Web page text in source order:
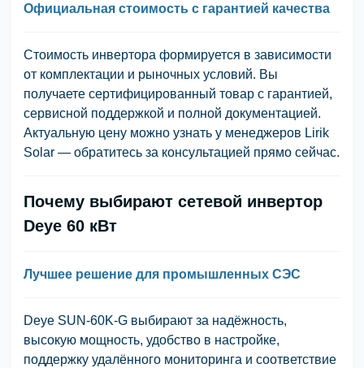
Официальная стоимость с гарантией качества
Стоимость инвертора формируется в зависимости
от комплектации и рыночных условий. Вы
получаете сертифицированный товар с гарантией,
сервисной поддержкой и полной документацией.
Актуальную цену можно узнать у менеджеров Lirik
Solar — обратитесь за консультацией прямо сейчас.
Почему выбирают сетевой инвертор
Deye 60 кВт
Лучшее решение для промышленных СЭС
Deye SUN-60K-G выбирают за надёжность,
высокую мощность, удобство в настройке,
поддержку удалённого мониторинга и соответствие